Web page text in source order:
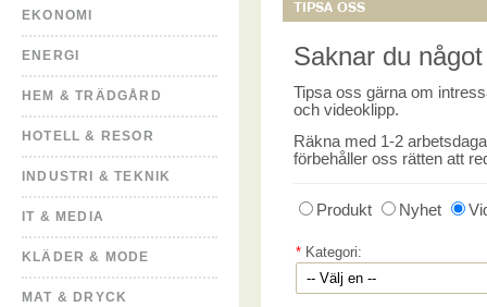
EKONOMI
ENERGI
HEM & TRÄDGÅRD
HOTELL & RESOR
INDUSTRI & TEKNIK
IT & MEDIA
KLÄDER & MODE
MAT & DRYCK
TIPSA OSS
Saknar du
Tipsa oss gärna om
och videoklipp.
Räkna med 1-2
förbehåller oss rätten att
Produkt Nyhet
* Kategori: